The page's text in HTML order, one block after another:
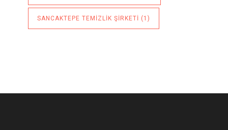
SANCAKTEPE TEMIZLIK ŞIRKETI (1)